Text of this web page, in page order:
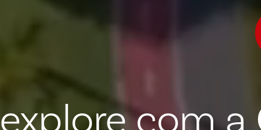
explore com a